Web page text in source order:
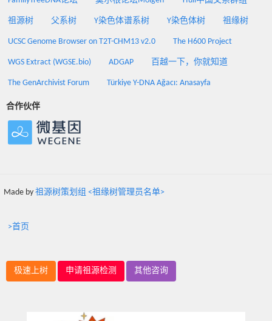
祖源树 父系树 Y染色体谱系树 Y染色体树 祖缘树
UCSC Genome Browser on T2T-CHM13 v2.0 The H600 Project
WGS Extract (WGSE.bio) ADGAP 百越一下，你就知道
The GenArchivist Forum Türkiye Y-DNA Ağacı: Anasayfa
合作伙伴
Made by 祖源树策划组 <祖缘树管理员名单>
>首页
极速上树 申请祖源检测 其他咨询